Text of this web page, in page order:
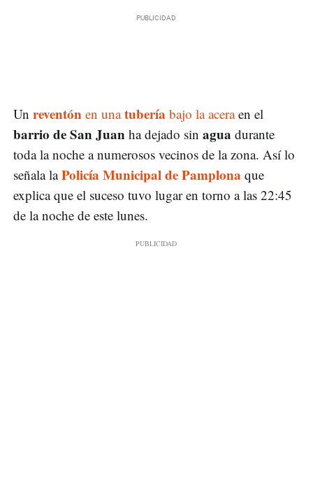
Un reventón en unatubería bajo la aceraen el
barrio de San Juan ha dejado sin agua durante
toda la noche a numerosos vecinos de la zona. Así lo
señala laPolicía Municipal de Pamplona que
explica que el suceso tuvo lugar en torno a las 22:45
de la noche de este lunes.